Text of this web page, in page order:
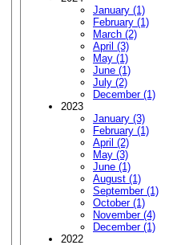
January (1)
February (1)
March (2)
April (3)
May (1)
June (1)
July (2)
December (1)
2023
January (3)
February (1)
April (2)
May (3)
June (1)
August (1)
September (1)
October (1)
November (4)
December (1)
2022